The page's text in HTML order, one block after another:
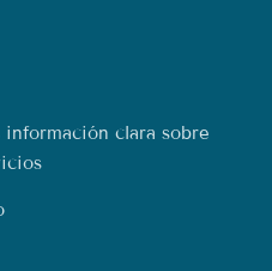
clara sobre